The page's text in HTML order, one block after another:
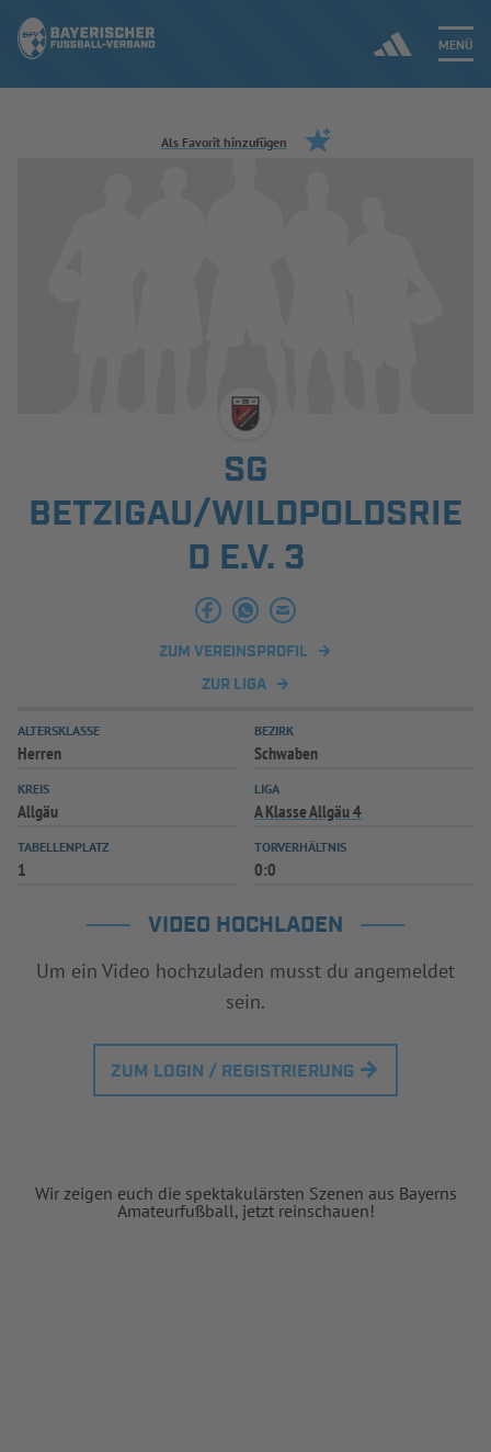
MENÜ
Jetzt einloggen
INFOTHEK SPIELPLUS
Als Favorit hinzufügen
SG
BETZIGAU/WILDPOLDSRIE
D E.V. 3
ZUM VEREINSPROFIL
ZUR LIGA
ALTERSKLASSE
Herren
BEZIRK
Schwaben
KREIS
Allgäu
LIGA
A Klasse Allgäu 4
TABELLENPLATZ
1
TORVERHÄLTNIS
0:0
VIDEO HOCHLADEN
Um ein Video hochzuladen musst du angemeldet
sein.
ZUM LOGIN / REGISTRIERUNG
Wir zeigen euch die spektakulärsten Szenen aus Bayerns
Amateurfußball, jetzt reinschauen!